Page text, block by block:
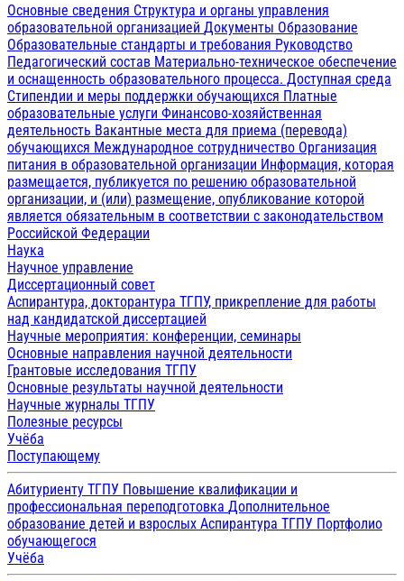
Основные сведения Структура и органы управления
образовательной организацией Документы Образование
Образовательные стандарты и требования Руководство
Педагогический состав Материально-техническое обеспечение
и оснащенность образовательного процесса. Доступная среда
Стипендии и меры поддержки обучающихся Платные
образовательные услуги Финансово-хозяйственная
деятельность Вакантные места для приема (перевода)
обучающихся Международное сотрудничество Организация
питания в образовательной организации Информация, которая
размещается, публикуется по решению образовательной
организации, и (или) размещение, опубликование которой
является обязательным в соответствии с законодательством
Российской Федерации
Наука
Научное управление
Диссертационный совет
Аспирантура, докторантура ТГПУ, прикрепление для работы
над кандидатской диссертацией
Научные мероприятия: конференции, семинары
Основные направления научной деятельности
Грантовые исследования ТГПУ
Основные результаты научной деятельности
Научные журналы ТГПУ
Полезные ресурсы
Учёба
Поступающему
Абитуриенту ТГПУ Повышение квалификации и
профессиональная переподготовка Дополнительное
образование детей и взрослых Аспирантура ТГПУ Портфолио
обучающегося
Учёба